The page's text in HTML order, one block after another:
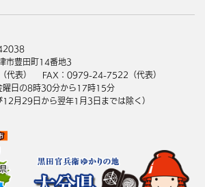
組織案内
市豊田町14番地3
表）
FAX：0979-24-7522（代表）
曜日の8時30分から17時15分
12月29日から翌年1月3日までは除く）